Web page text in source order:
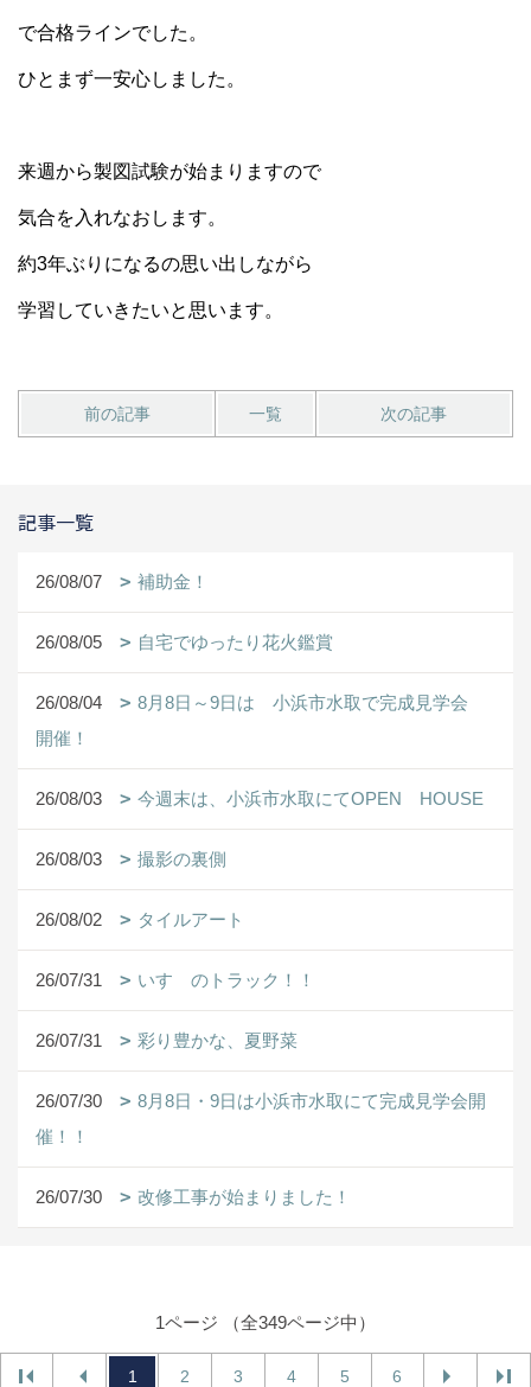
で合格ラインでした。
ひとまず一安心しました。
来週から製図試験が始まりますので
気合を入れなおします。
約3年ぶりになるの思い出しながら
学習していきたいと思います。
前の記事 一覧 次の記事
記事一覧
26/08/07 補助金！
26/08/05 自宅でゆったり花火鑑賞
26/08/04
8月8日～9日は 小浜市水取で完成見学会
開催！
26/08/03 今週末は、小浜市水取にてOPEN HOUSE
26/08/03 撮影の裏側
26/08/02 タイルアート
26/07/31 いすゞのトラック！！
26/07/31 彩り豊かな、夏野菜
26/07/30
8月8日・9日は小浜市水取にて完成見学会開
催！！
26/07/30 改修工事が始まりました！
1ページ （全349ページ中）
1 2 3 4 5 6